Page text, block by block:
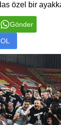
özel bir
Gönder